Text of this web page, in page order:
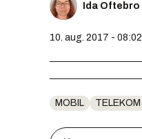
Ida Oftebro
10. aug. 2017 - 08:02
MOBIL TELEKOM